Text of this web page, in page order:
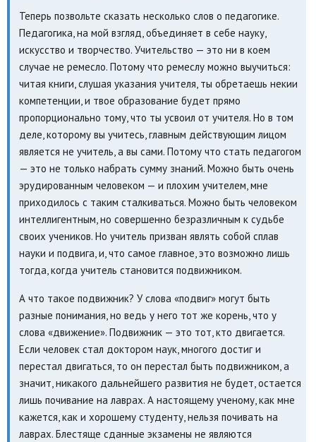
Теперь позвольте сказать несколько слов о педагогике.
Педагогика, на мой взгляд, объединяет в себе науку,
искусство и творчество. Учительство — это ни в коем
случае не ремесло. Потому что ремеслу можно выучиться:
читая книги, слушая указания учителя, ты обретаешь некии
компетенции, и твое образование будет прямо
пропорционально тому, что ты усвоил от учителя. Но в том
деле, которому вы учитесь, главным действующим лицом
является не учитель, а вы сами. Потому что стать педагогом
— это не только набрать сумму знаний. Можно быть очень
эрудированным человеком — и плохим учителем, мне
приходилось с таким сталкиваться. Можно быть человеком
интеллигентным, но совершенно безразличным к судьбе
своих учеников. Но учитель призван являть собой сплав
науки и подвига, и, что самое главное, это возможно лишь
тогда, когда учитель становится подвижником.
А что такое подвижник? У слова «подвиг» могут быть
разные понимания, но ведь у него тот же корень, что у
слова «движение». Подвижник — это тот, кто двигается.
Если человек стал доктором наук, многого достиг и
перестал двигаться, то он перестал быть подвижником, а
значит, никакого дальнейшего развития не будет, остается
лишь почивание на лаврах. А настоящему ученому, как мне
кажется, как и хорошему студенту, нельзя почивать на
лаврах. Блестяще сданные экзамены не являются